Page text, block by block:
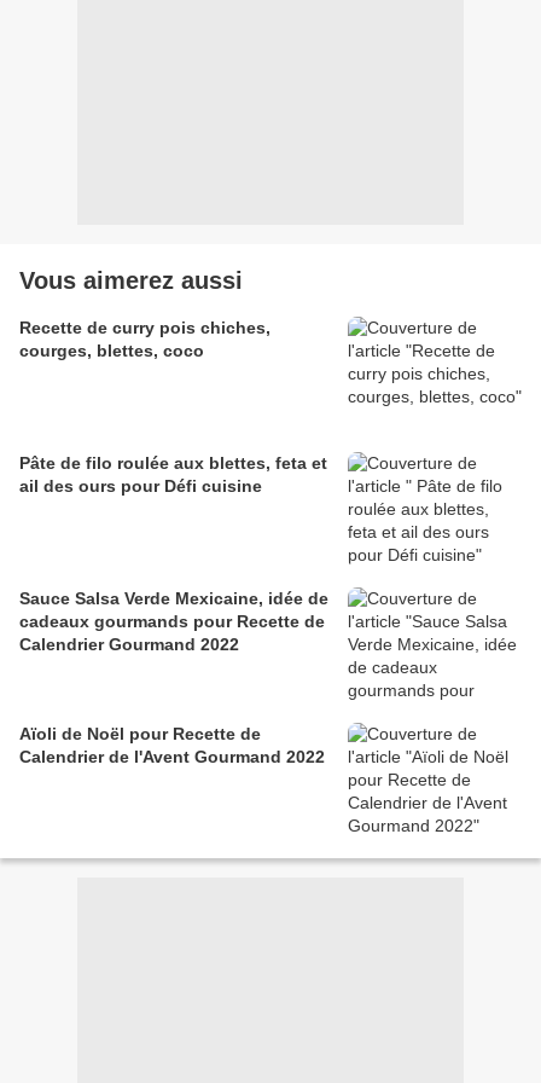
Vous aimerez aussi
Recette de curry pois chiches,
courges, blettes, coco
Pâte de filo roulée aux blettes, feta et
ail des ours pour Défi cuisine
Sauce Salsa Verde Mexicaine, idée de
cadeaux gourmands pour Recette de
Calendrier Gourmand 2022
Aïoli de Noël pour Recette de
Calendrier de l'Avent Gourmand 2022